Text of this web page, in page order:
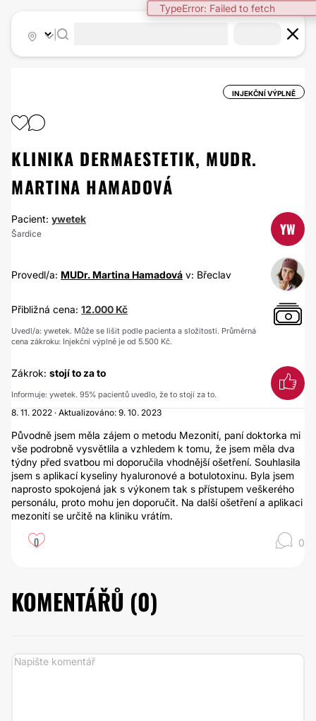
TypeError: Failed to fetch
INJEKČNÍ VÝPLNĚ
KLINIKA DERMAESTETIK, MUDR.
MARTINA HAMADOVÁ
Pacient: ywetek
Šardice YW
Provedl/a: MUDr. Martina Hamadová v: Břeclav
Přibližná cena: 12.000 Kč
Uvedl/a: ywetek. Může se lišit podle pacienta a složitosti. Průměrná
cena zákroku: Injekční výplně je od 5.500 Kč.
Zákrok: stojí to za to
Informuje: ywetek. 95% pacientů uvedlo, že to stojí za to.
8. 11. 2022 · Aktualizováno: 9. 10. 2023
Původně jsem měla zájem o metodu Mezonití, paní doktorka mi
vše podrobně vysvětlila a vzhledem k tomu, že jsem měla dva
týdny před svatbou mi doporučila vhodnější ošetření. Souhlasila
jsem s aplikací kyseliny hyaluronové a botulotoxinu. Byla jsem
naprosto spokojená jak s výkonem tak s přístupem veškerého
personálu, proto mohu jen doporučit. Na další ošetření a aplikaci
mezonití se určitě na kliniku vrátím.
0 0
KOMENTÁŘŮ (0)